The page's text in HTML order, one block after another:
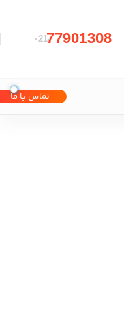
77901308
-۰21
تماس با ما